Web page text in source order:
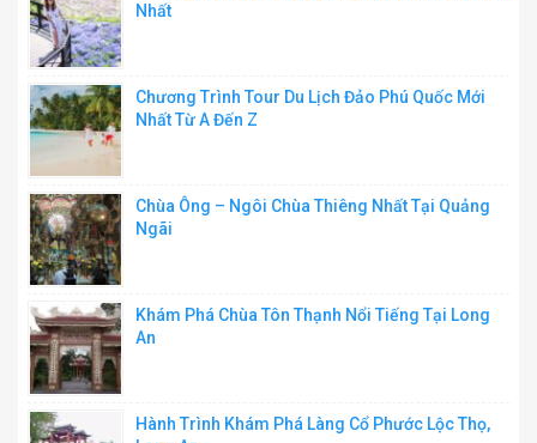
Nhất
Chương Trình Tour Du Lịch Đảo Phú Quốc Mới
Nhất Từ A Đến Z
Chùa Ông – Ngôi Chùa Thiêng Nhất Tại Quảng
Ngãi
Khám Phá Chùa Tôn Thạnh Nổi Tiếng Tại Long
An
Hành Trình Khám Phá Làng Cổ Phước Lộc Thọ,